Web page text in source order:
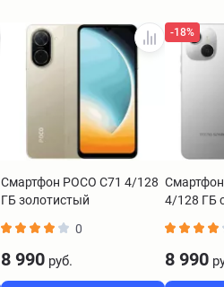
Смартфон POCO C71 4/128
ГБ золотистый
0
8 990 руб.
-18%
Смартфон
4/128 ГБ
8 990